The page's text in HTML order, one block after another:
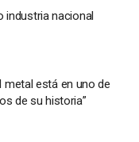
industria nacional
metal está en uno de
de su historia”